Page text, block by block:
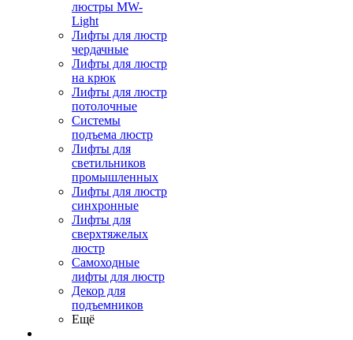
люстры MW-
Light
Лифты для люстр
чердачные
Лифты для люстр
на крюк
Лифты для люстр
потолочные
Системы
подъема люстр
Лифты для
светильников
промышленных
Лифты для люстр
синхронные
Лифты для
сверхтяжелых
люстр
Самоходные
лифты для люстр
Декор для
подъемников
Ещё